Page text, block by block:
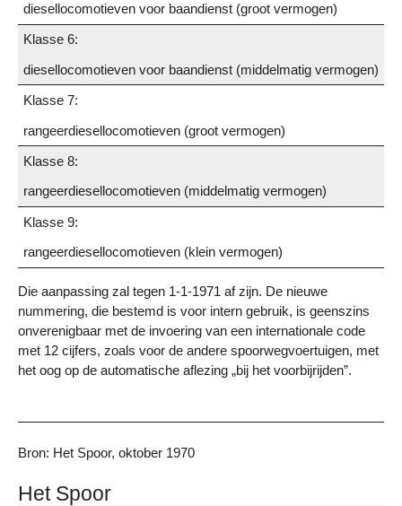
diesellocomotieven voor baandienst (groot vermogen)
Klasse 6:
diesellocomotieven voor baandienst (middelmatig vermogen)
Klasse 7:
rangeerdiesellocomotieven (groot vermogen)
Klasse 8:
rangeerdiesellocomotieven (middelmatig vermogen)
Klasse 9:
rangeerdiesellocomotieven (klein vermogen)
Die aanpassing zal tegen 1-1-1971 af zijn. De nieuwe
nummering, die bestemd is voor intern gebruik, is geenszins
onverenigbaar met de invoering van een internationale code
met 12 cijfers, zoals voor de andere spoorwegvoertuigen, met
het oog op de automatische aflezing „bij het voorbijrijden”.
Bron: Het Spoor, oktober 1970
Het Spoor